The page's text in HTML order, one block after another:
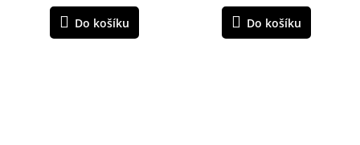
Do košíku Do košíku